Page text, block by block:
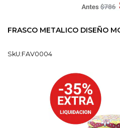
FRASCO METALICO DISEÑO
SkU:FAV0004